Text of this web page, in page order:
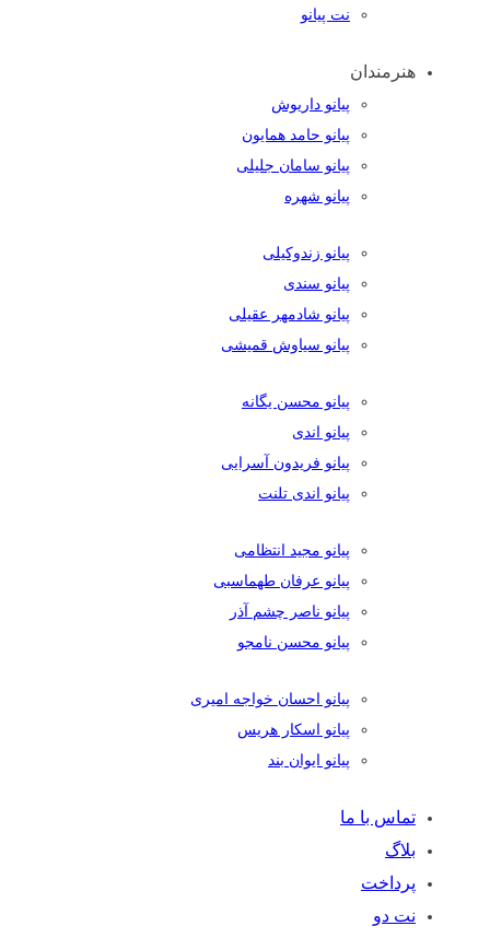
نت پیانو
هنرمندان
پیانو داریوش
پیانو حامد همایون
پیانو سامان جلیلی
پیانو شهره
پیانو زندوکیلی
پیانو سندی
پیانو شادمهر عقیلی
پیانو سیاوش قمیشی
پیانو محسن یگانه
پیانو اندی
پیانو فریدون آسرایی
پیانو اندی تلنت
پیانو مجید انتظامی
پیانو عرفان طهماسبی
پیانو ناصر چشم آذر
پیانو محسن نامجو
پیانو احسان خواجه امیری
پیانو اسکار هریس
پیانو ایوان بند
تماس با ما
بلاگ
پرداخت
نت دو